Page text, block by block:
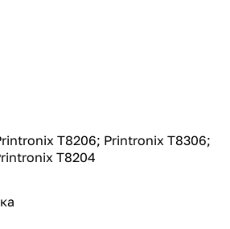
T8206; Printronix T8306;
T8204